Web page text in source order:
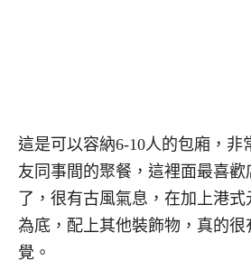
這是可以容納6-10人的包廂，非
友同事間的聚餐，這裡面最喜
了，很有古風氣息，在加上港
為底，配上其他裝飾物，真的
覺。